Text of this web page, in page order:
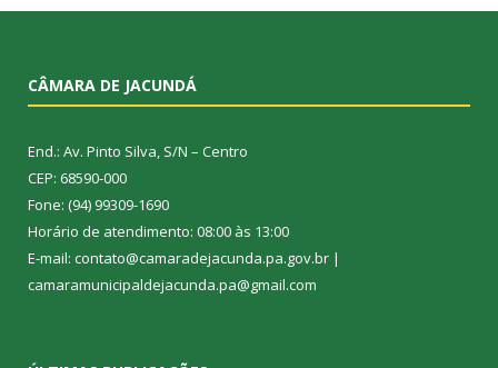
CÂMARA DE JACUNDÁ
End.: Av. Pinto Silva, S/N – Centro
CEP: 68590-000
Fone: (94) 99309-1690
Horário de atendimento: 08:00 às 13:00
E-mail: contato@camaradejacunda.pa.gov.br |
camaramunicipaldejacunda.pa@gmail.com